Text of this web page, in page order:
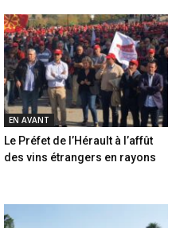
EN AVANT
Le Préfet de l’Hérault à l’affût
des vins étrangers en rayons